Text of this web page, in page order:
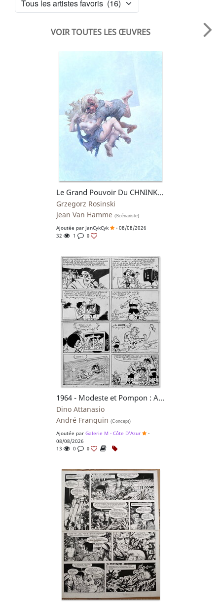
VOIR TOUTES LES ŒUVRES
Le Grand Pouvoir Du CHNINKEL
Grzegorz Rosinski
Jean Van Hamme (Scénariste)
Ajoutée par JanCykCyk
- 08/08/2026
32
1 0
1964 - Modeste et Pompon : Arrêt Facultatif
Dino Attanasio
André Franquin (Concept)
Ajoutée par Galerie M - Côte D'Azur
-
08/08/2026
13
0 0